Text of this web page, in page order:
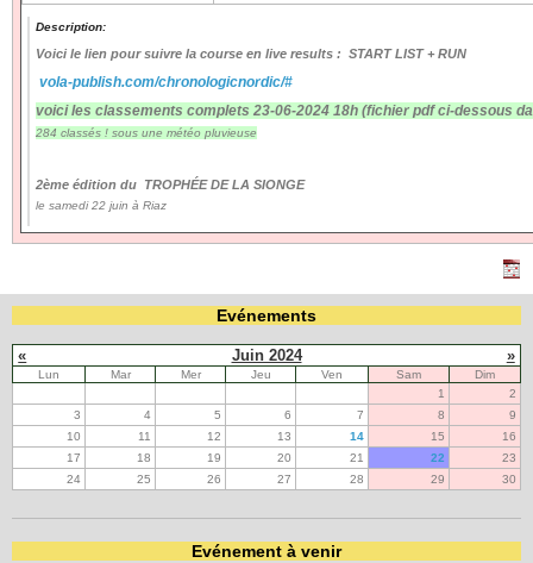
Navigation
recherche
site map
messages récents
Nom d'utilisateur:
Mot de passe:
Créer un nouveau compte
Demander un nouveau mot de passe
Description:
Voici le lien pour suivre la course en live results : START LIST + RUN
vola-publish.com/chronologicnordic/#
voici les classements complets 23-06-2024 18h (fichier pdf ci-dessous
284 classés ! sous une météo pluvieuse
2ème édition du TROPHÉE DE LA SIONGE
le samedi 22 juin à Riaz
Evénements
« Juin 2024 »
Lun Mar Mer Jeu Ven Sam
Dim
1
2
3
4 5 6 7 8
9
10
11 12 13 14 15
16
17
18 19 20 21 22
23
24
25 26 27 28 29 30
Evénement à venir